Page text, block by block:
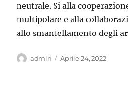
neutrale. Si alla
multipolare e alla
allo smantellamento degli
Autore
admin
Pubblicato
Aprile 24, 2022